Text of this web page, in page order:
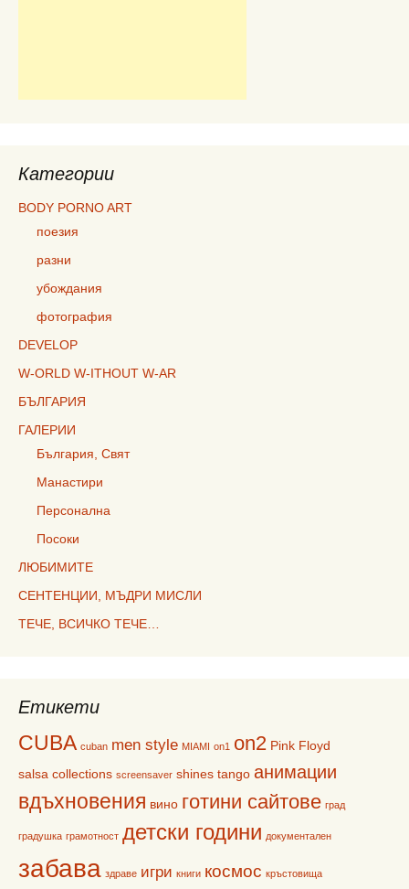
Категории
BODY PORNO ART
поезия
разни
убождания
фотография
DEVELOP
W-ORLD W-ITHOUT W-AR
БЪЛГАРИЯ
ГАЛЕРИИ
България, Свят
Манастири
Персонална
Посоки
ЛЮБИМИТЕ
СЕНТЕНЦИИ, МЪДРИ МИСЛИ
ТЕЧЕ, ВСИЧКО ТЕЧЕ…
Етикети
CUBA cuban men style MIAMI on1 on2 Pink Floyd
salsa collections screensaver shines tango анимации
вдъхновения вино готини сайтове град
градушка грамотност детски години документален
забава здраве игри книги космос кръстовища